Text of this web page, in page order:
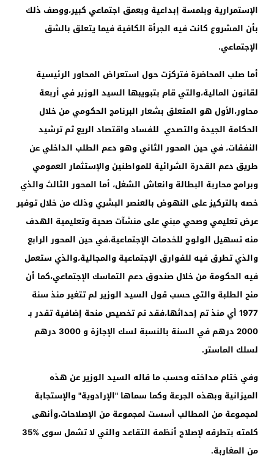
الإستمرارية وبلمسة إبداعية وبعمق اجتماعي كبير،ووصف ذلك
بأن المشروع كانت فيه الجرأة الكافية فيما يتعلق بالشق
الإجتماعي.
أما صلب المحاضرة فتركزت حول استعراض المحاور الرئيسية
لقانون المالية،والتي قام بتبويبها السيد الوزير في أربعة
محاور،الأول هو المتعلق بشعار البرنامج الحكومي من خلال
الحكامة الجيدة والتصدي للفساد واقتصاد الريع ثم ترشيد
النفقات، في حين المحور الثاني وهو دعم الطلب الداخلي عن
طريق دعم القدرة الشرائية للمواطنين والإستثمار العمومي
وبرامج محاربة البطالة وانعاش الشغل، أما المحور الثالث والذي
خصه بالتركيز على النهوض بالعنصر البشري وذلك من خلال توفير
عرض تعليمي وصحي مبني على منشآت صحية وتعليمية الهدف
منه تسهيل الولوج للخدمات الإجتماعية،في حين المحور الرابع
والذي تطرق فيه للفوارق الإجتماعية والمجالية،والذي ستعمل
فيه الحكومة من خلال صندوق دعم التماسك الإجتماعي،كما أن
منح الطلبة والتي حسب قول السيد الوزير لم تتغير منذ سنة
1977 أي منذ تم إحداثها،فقد تم تخصيص منحة إضافية تقدر بـ
2000 درهم في السنة بالنسبة لسك الإجازة و3000 درهم
لسلك الماستر.
وفي ختام مداخته وحسب ما قاله السيد الوزير عن هذه
الميزانية وبهذه الجرعة وكما سماها "الإرادوية" والإستجابة
لمجموعة من المطالب أسست لمجموعة من الإصلاحات،وأنهى
كلمته بتطرقه لإصلاح أنظمة التقاعد والتي لا تشمل سوى 35%
من المغاربة.